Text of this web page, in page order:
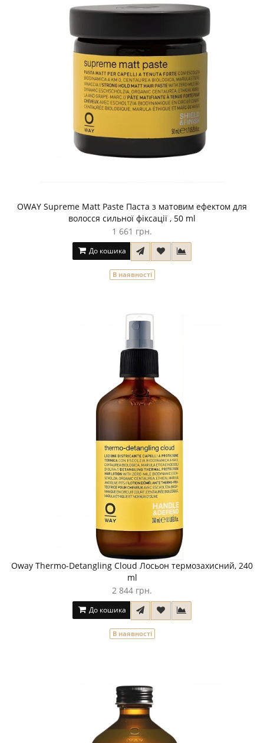
OWAY Supreme Matt Paste Паста з матовим ефектом для
волосся сильної фіксації , 50 ml
1 661 грн.
До кошика
В наявності
Oway Thermo-Detangling Cloud Лосьон термозахисний, 240
ml
2 844 грн.
До кошика
В наявності